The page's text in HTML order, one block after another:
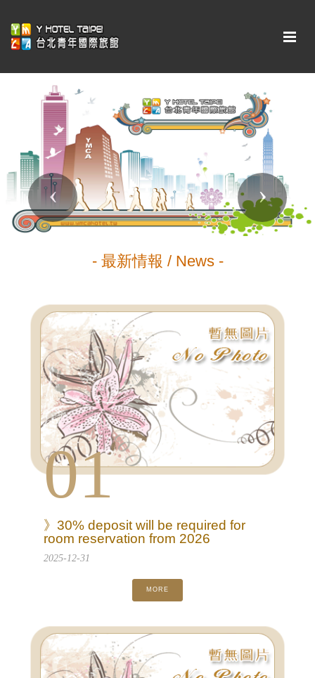
Previous Next
- 最新情報 / News -
01
》30% deposit will be required for
room reservation from 2026
2025-12-31
MORE